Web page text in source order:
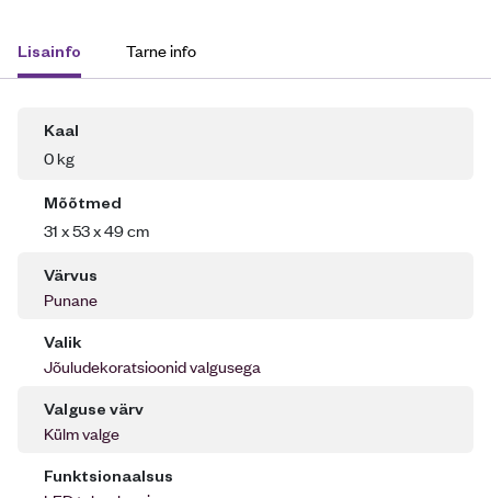
Lisainfo Tarne info
Kaal
0 kg
Mõõtmed
31 x 53 x 49 cm
Värvus
Punane
Valik
Jõuludekoratsioonid valgusega
Valguse värv
Külm valge
Funktsionaalsus